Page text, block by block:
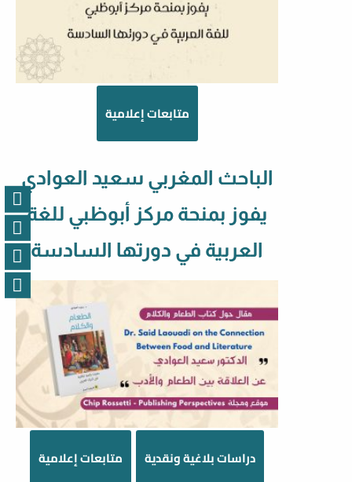
متابعات إعلامية
الباحث المغربي سعيد العوادي
يفوز بمنحة مركز أبوظبي للغة
العربية في دورتها السادسة
متابعات إعلامية دراسات بلاغية ونقدية